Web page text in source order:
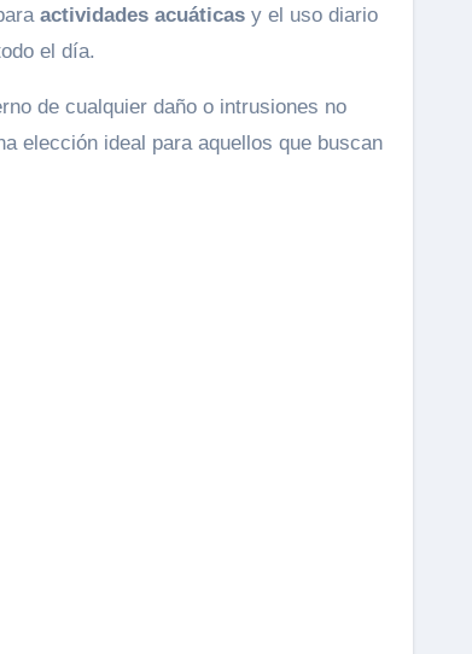
actividades acuáticas y el uso diario
el día.
de cualquier daño o intrusiones no
elección ideal para aquellos que buscan